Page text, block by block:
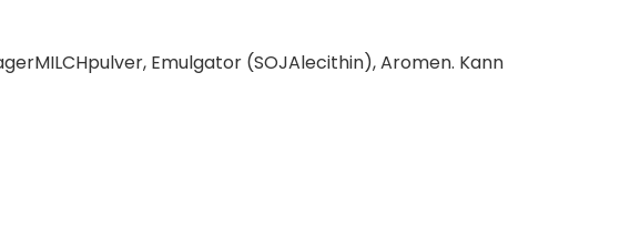
Emulgator (SOJAlecithin), Aromen. Kann